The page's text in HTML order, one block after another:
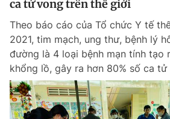
ca tử vong trên thế giới
Theo báo cáo của Tổ chức Y tế
2021, tim mạch, ung thư, bệnh lý
đường là 4 loại bệnh mạn tính tạo
khổng lồ, gây ra hơn 80% số ca